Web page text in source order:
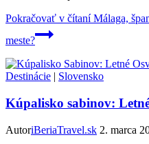
Pokračovať v čítaníMálaga,
meste?
Destinácie | Slovensko
Kúpalisko sabinov:
AutoriBeriaTravel.sk 2. marca